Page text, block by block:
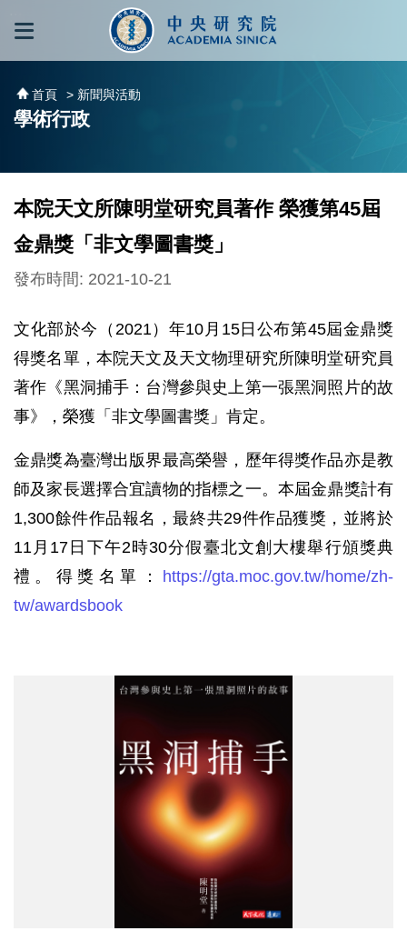
跳到主要內容區塊
首頁 > 新聞與活動
學術行政
本院天文所陳明堂研究員著作 榮獲第45屆
金鼎獎「非文學圖書獎」
發布時間: 2021-10-21
文化部於今（2021）年10月15日公布第45屆金鼎獎
得獎名單，本院天文及天文物理研究所陳明堂研究員
著作《黑洞捕手：台灣參與史上第一張黑洞照片的故
事》，榮獲「非文學圖書獎」肯定。
金鼎獎為臺灣出版界最高榮譽，歷年得獎作品亦是教
師及家長選擇合宜讀物的指標之一。本屆金鼎獎計有
1,300餘件作品報名，最終共29件作品獲獎，並將於
11月17日下午2時30分假臺北文創大樓舉行頒獎典
禮。得獎名單： https://gta.moc.gov.tw/home/zh-
tw/awardsbook